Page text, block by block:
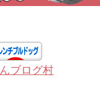
ブログ村